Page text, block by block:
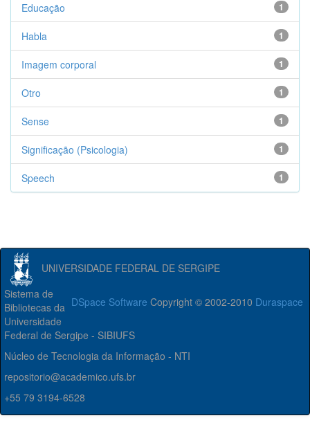
1
Educação
1
Habla
1
Imagem corporal
1
Otro
1
Sense
1
Significação (Psicologia)
1
Speech
UNIVERSIDADE FEDERAL DE SERGIPE
DSpace Software Copyright © 2002-2010 Duraspace
Sistema de
Bibliotecas da
Universidade
Federal de Sergipe - SIBIUFS
Núcleo de Tecnologia da Informação - NTI
repositorio@academico.ufs.br
+55 79 3194-6528